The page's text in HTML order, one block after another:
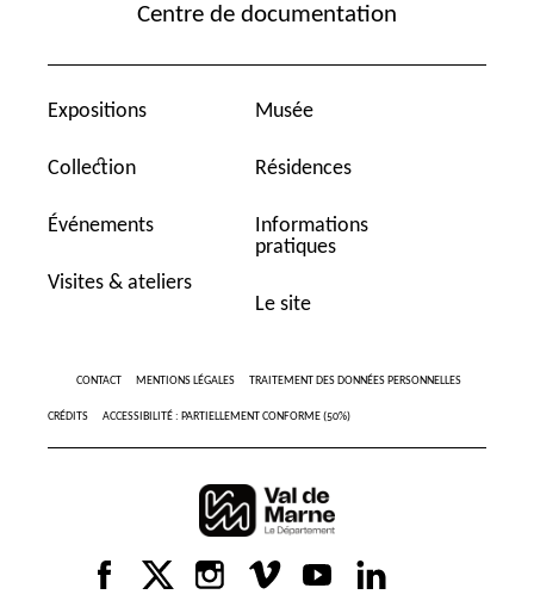
Centre de documentation
Expositions
Collection
Événements
Visites & ateliers
Musée
Résidences
Informations
pratiques
Le site
CONTACT MENTIONS LÉGALES TRAITEMENT DES DONNÉES PERSONNELLES
CRÉDITS ACCESSIBILITÉ : PARTIELLEMENT CONFORME (50%)